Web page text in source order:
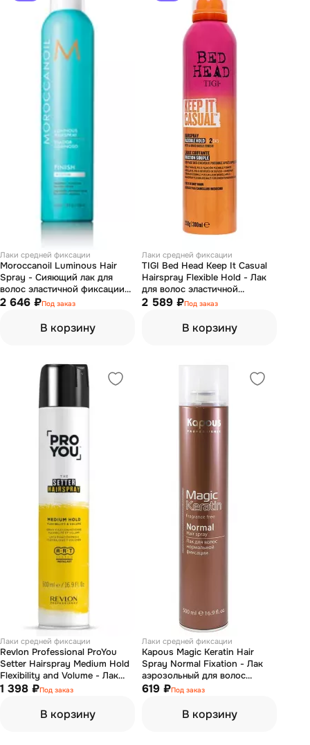
Лаки средней фиксации
Moroccanoil Luminous Hair
Spray - Сияющий лак для
волос эластичной фиксации
330 мл
2 646 ₽Под заказ
В корзину
Лаки средней фиксации
TIGI Bed Head Keep It Casual
Hairspray Flexible Hold - Лак
для волос эластичной
фиксации 300 мл
2 589 ₽Под заказ
В корзину
Лаки средней фиксации
Revlon Professional ProYou
Setter Hairspray Medium Hold
Flexibility and Volume - Лак
средней фиксации 500 мл
1 398 ₽Под заказ
В корзину
Лаки средней фиксации
Kapous Magic Keratin Hair
Spray Normal Fixation - Лак
аэрозольный для волос
нормальной фиксации с
619 ₽Под заказ
В корзину